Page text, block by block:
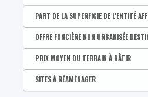
Disponible par :Commune -
Superficie résidentielle par
PART DE LA SUPERFICIE DE L'ENTITÉ
Disponible par :Commune -
Part de la superficie
Part de la superficie affectée
Part de la superficie
OFFRE FONCIÈRE NON URBANISÉE
Disponible par :Commune -
Part d'offre foncière non
PRIX MOYEN DU TERRAIN À BÂTIR
Disponible par :Commune -
SITES À RÉAMÉNAGER